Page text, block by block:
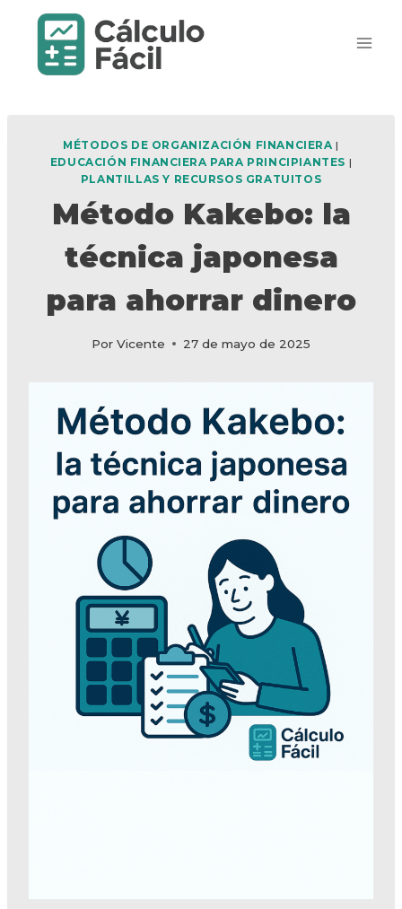
Saltar
contenido
MÉTODOS DE ORGANIZACIÓN FINANCIERA |
EDUCACIÓN FINANCIERA PARA PRINCIPIANTES |
PLANTILLAS Y RECURSOS GRATUITOS
Método Kakebo: la
técnica japonesa
para ahorrar dinero
Por Vicente 27 de mayo de 2025